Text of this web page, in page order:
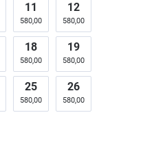
11
580,00
12
580,00
18
580,00
19
580,00
25
580,00
26
580,00